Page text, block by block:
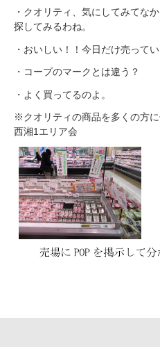
・クオリティ、気にしてみてな
探してみるわね。
・おいしい！！今日だけ売って
・コープのマークとは違う？
・よく買ってるのよ。
※クオリティの商品を多くの
西湘1エリア